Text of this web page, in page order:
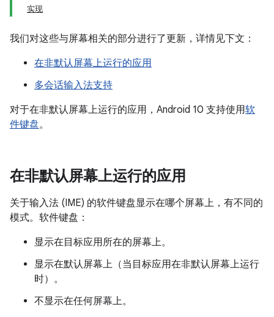
实现
我们对这些与屏幕相关的部分进行了更新，详情见下文：
在非默认屏幕上运行的应用
多会话输入法支持
对于在非默认屏幕上运行的应用，Android 10 支持使用软
件键盘。
在非默认屏幕上运行的应用
关于输入法 (IME) 的软件键盘显示在哪个屏幕上，有不同的
模式。软件键盘：
显示在目标应用所在的屏幕上。
显示在默认屏幕上（当目标应用在非默认屏幕上运行
时）。
不显示在任何屏幕上。